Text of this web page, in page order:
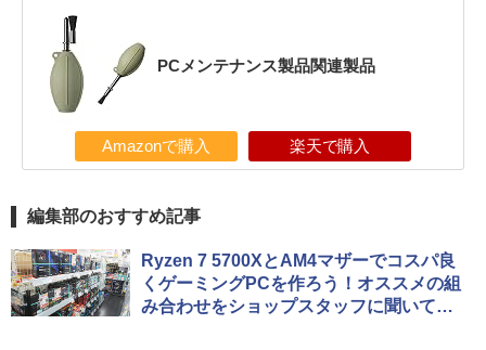
PCメンテナンス製品関連製品
Amazonで購入 楽天で購入
編集部のおすすめ記事
Ryzen 7 5700XとAM4マザーでコスパ良
くゲーミングPCを作ろう！オススメの組
み合わせをショップスタッフに聞いてみ